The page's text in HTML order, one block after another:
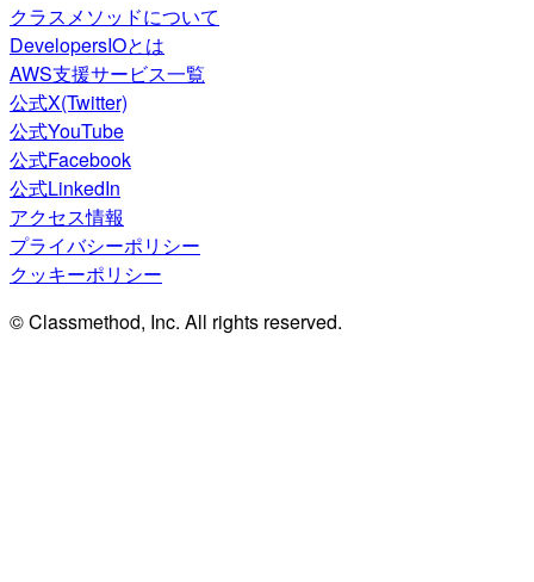
クラスメソッドについて
DevelopersIOとは
AWS支援サービス一覧
公式X(Twitter)
公式YouTube
公式Facebook
公式LinkedIn
アクセス情報
プライバシーポリシー
クッキーポリシー
© Classmethod, Inc. All rights reserved.